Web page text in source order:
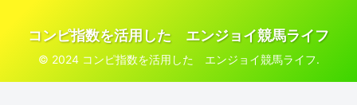
コンピ指数を活用した エンジョイ競馬ライフ
© 2024 コンピ指数を活用した エンジョイ競馬ライフ.